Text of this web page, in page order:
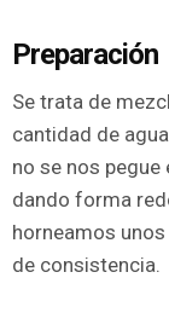
Preparación
Se trata de
cantidad de
no se nos
dando forma
horneamos
de consistencia.